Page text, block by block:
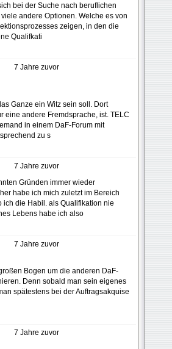
bei der Suche nach beruflichen
andere Optionen. Welche es von
zeigen, in den die
Qualifkati
7 Jahre zuvor
Ganze ein Witz sein soll. Dort
eine andere Fremdsprache, ist. TELC
in einem DaF-Forum mit
zu s
7 Jahre zuvor
Gründen immer wieder
habe ich mich zuletzt im Bereich
die Habil. als Qualifikation nie
Lebens habe ich also
7 Jahre zuvor
Bogen um die anderen DaF-
Denn sobald man sein eigenes
spätestens bei der Auftragsakquise
7 Jahre zuvor